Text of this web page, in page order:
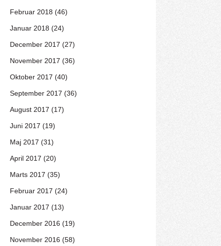
Februar 2018 (46)
Januar 2018 (24)
December 2017 (27)
November 2017 (36)
Oktober 2017 (40)
September 2017 (36)
August 2017 (17)
Juni 2017 (19)
Maj 2017 (31)
April 2017 (20)
Marts 2017 (35)
Februar 2017 (24)
Januar 2017 (13)
December 2016 (19)
November 2016 (58)